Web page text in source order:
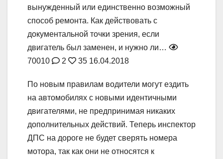
вынужденный или единственно возможный
способ ремонта. Как действовать с
документальной точки зрения, если
двигатель был заменен, и нужно ли…
70010
2 35 16.04.2018
По новым правилам водители могут ездить
на автомобилях с новыми идентичными
двигателями, не предпринимая никаких
дополнительных действий. Теперь инспектор
ДПС на дороге не будет сверять номера
мотора, так как они не относятся к